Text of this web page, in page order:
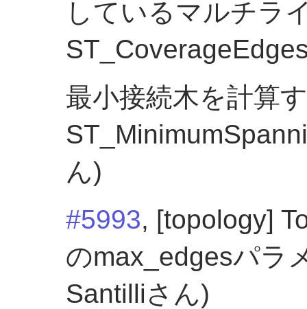
しているマルチラ
最小接続木を計算
ん)
#5993, [topology]
のmax_edgesパラ
Santilliさん)